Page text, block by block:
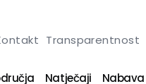
Transparentnost
Natječaji Nabava